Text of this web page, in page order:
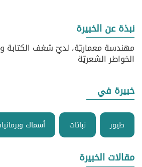
نبذة عن الخبيرة
مهندسة معماريّة، لديّ شغف الكتابة
الخواطر الشعريّة
خبيرة في
طيور نباتات أسماك
مقالات الخبيرة